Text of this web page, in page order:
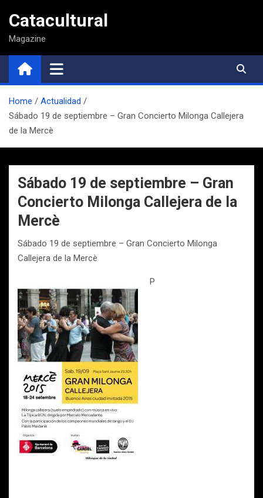
contenido
Catacultural
Magazine
Home
Actualidad
Sábado 19 de septiembre – Gran Concierto Milonga Callejera
de la Mercè
Sábado 19 de septiembre – Gran
Concierto Milonga Callejera de la
Mercè
Sábado 19 de septiembre – Gran Concierto Milonga
Callejera de la Mercè
P